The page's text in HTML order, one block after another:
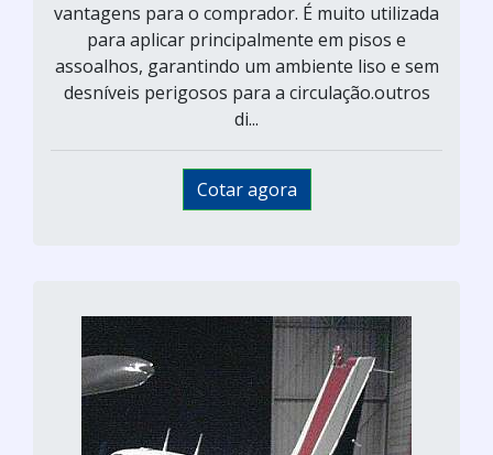
vantagens para o comprador. É muito utilizada
para aplicar principalmente em pisos e
assoalhos, garantindo um ambiente liso e sem
desníveis perigosos para a circulação.outros
di...
Cotar agora